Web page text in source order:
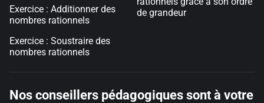
Exercice : Additionner des
nombres rationnels
Exercice : Soustraire des
nombres rationnels
de grandeur
Nos conseillers pédagogiques sont à votre